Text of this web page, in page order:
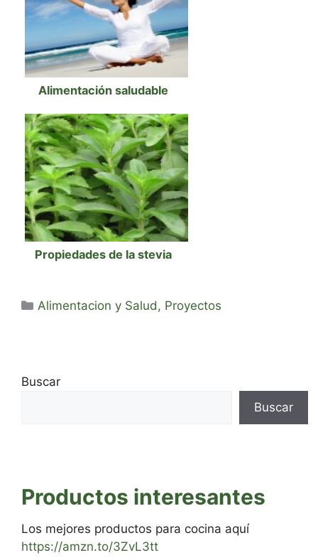
Alimentación saludable
Propiedades de la stevia
Categorías
Alimentacion y Salud, Proyectos
Buscar
Buscar
Productos interesantes
Los mejores productos para cocina aquí
https://amzn.to/3ZvL3tt